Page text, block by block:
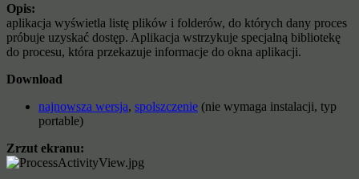
Opis:
aplikacja wyświetla listę plików i folderów, do których dany proces
próbuje uzyskać dostęp. Aplikacja wstrzykuje specjalną bibliotekę
do procesu, która przekazuje informacje do okna aplikacji.
Download
najnowsza wersja, spolszczenie (nie wymaga instalacji, typ
portable)
Zrzut ekranu: